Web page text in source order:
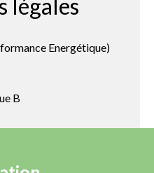
légales
Energétique)
B